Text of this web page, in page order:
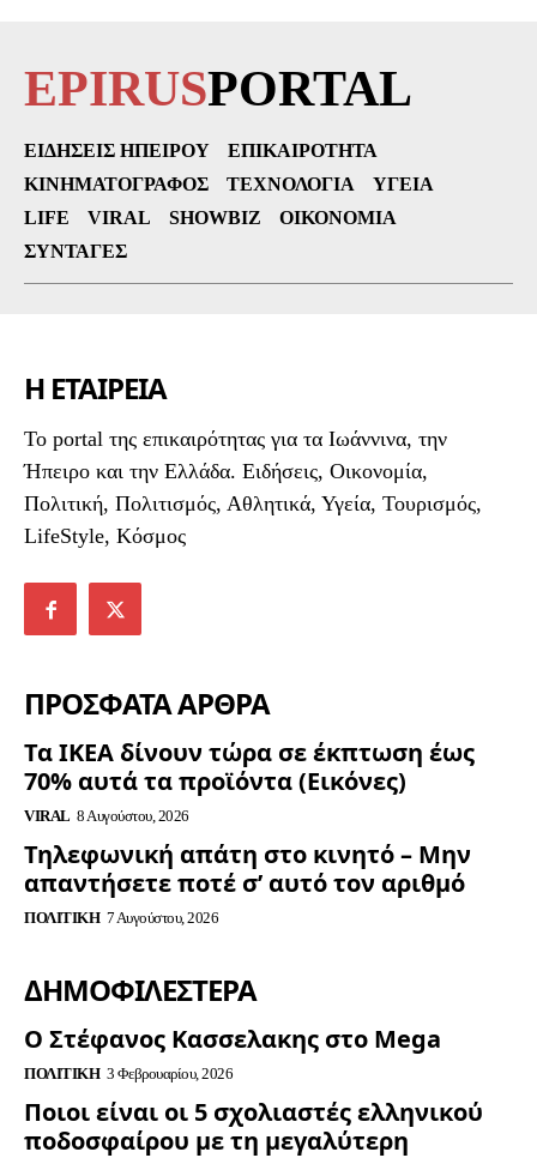
EPIRUSPORTAL
ΕΙΔΉΣΕΙΣ ΗΠΕΊΡΟΥ
ΕΠΙΚΑΙΡΌΤΗΤΑ
ΚΙΝΗΜΑΤΟΓΡΆΦΟΣ
ΤΕΧΝΟΛΟΓΊΑ
ΥΓΕΊΑ
LIFE
VIRAL SHOWBIZ
ΟΙΚΟΝΟΜΊΑ
ΣΥΝΤΑΓΈΣ
Η ΕΤΑΙΡΕΙΑ
To portal της επικαιρότητας για τα Ιωάννινα, την
Ήπειρο και την Ελλάδα. Ειδήσεις, Οικονομία,
Πολιτική, Πολιτισμός, Αθλητικά, Υγεία, Τουρισμός,
LifeStyle, Κόσμος
ΠΡΟΣΦΑΤΑ ΑΡΘΡΑ
Τα ΙΚΕΑ δίνουν τώρα σε έκπτωση έως
70% αυτά τα προϊόντα (Εικόνες)
VIRAL 8 Αυγούστου, 2026
Τηλεφωνική απάτη στο κινητό – Μην
απαντήσετε ποτέ σ’ αυτό τον αριθμό
ΠΟΛΙΤΙΚΉ 7 Αυγούστου, 2026
ΔΗΜΟΦΙΛΈΣΤΕΡΑ
Ο Στέφανος Κασσελακης στο Mega
ΠΟΛΙΤΙΚΉ 3 Φεβρουαρίου, 2026
Ποιοι είναι οι 5 σχολιαστές ελληνικού
ποδοσφαίρου με τη μεγαλύτερη